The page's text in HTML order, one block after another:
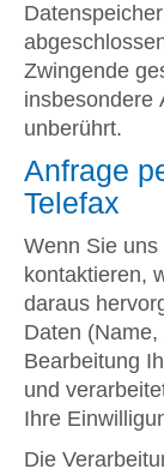
Zwingende
insbesondere
unberührt.
Anfrage
Telefax
Wenn Sie uns
kontaktieren,
daraus
Daten
Bearbeitung
und
Ihre
Die